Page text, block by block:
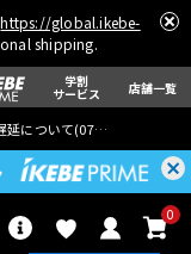
https://global.ikebe-
shipping.
学割
サービス 店舗一覧
延について(07月29日
0